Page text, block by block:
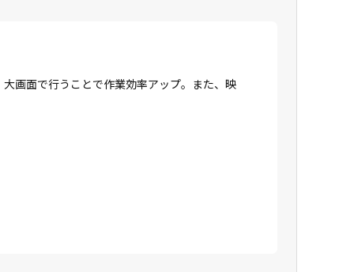
画面で行うことで作業効率アップ。また、映